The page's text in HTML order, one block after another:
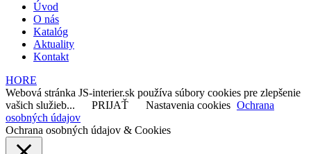
Úvod
O nás
Katalóg
Aktuality
Kontakt
HORE
Webová stránka JS-interier.sk používa súbory cookies pre zlepšenie
vašich služieb...
PRIJAŤ Nastavenia cookies Ochrana
osobných údajov
Ochrana osobných údajov & Cookies